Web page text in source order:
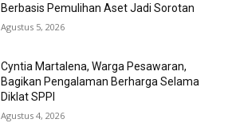
Berbasis Pemulihan Aset Jadi Sorotan
Agustus 5, 2026
Cyntia Martalena, Warga Pesawaran,
Bagikan Pengalaman Berharga Selama
Diklat SPPI
Agustus 4, 2026